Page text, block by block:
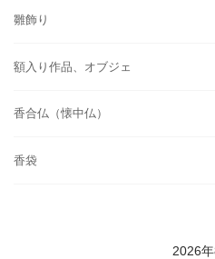
雛飾り
額入り作品、オブジェ
香合仏（懐中仏）
香袋
2026年